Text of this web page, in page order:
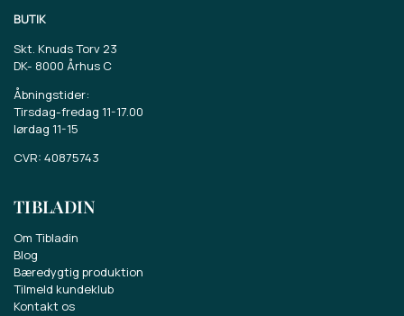
BUTIK
Skt. Knuds Torv 23
DK- 8000 Århus C
Åbningstider:
Tirsdag-fredag 11-17.00
lørdag 11-15
CVR: 40875743
TIBLADIN
Om Tibladin
Blog
Bæredygtig produktion
Tilmeld kundeklub
Kontakt os